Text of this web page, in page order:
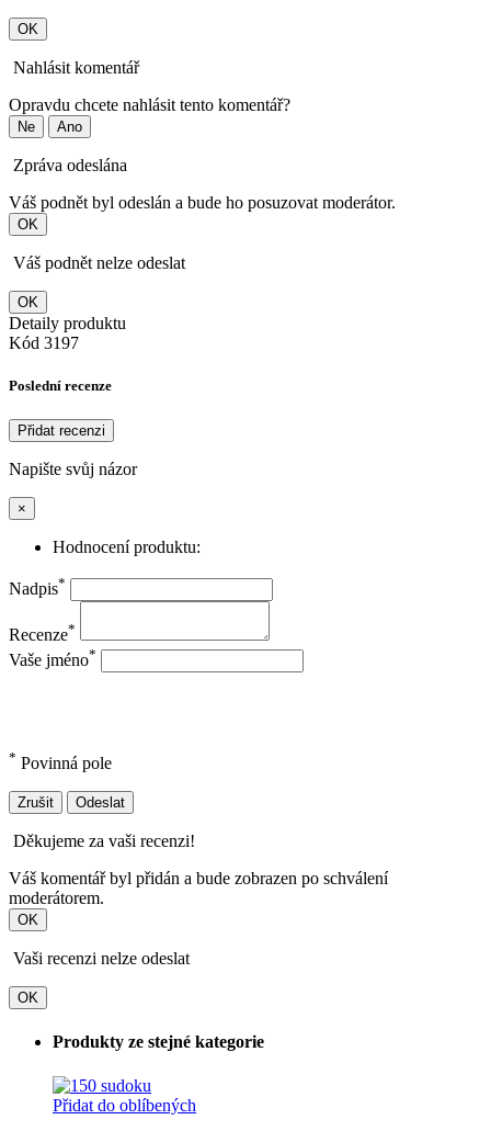
OK
Nahlásit komentář
Opravdu chcete nahlásit tento komentář?
Ne Ano
Zpráva odeslána
Váš podnět byl odeslán a bude ho posuzovat moderátor.
OK
Váš podnět nelze odeslat
OK
Detaily produktu
Kód 3197
Poslední recenze
Přidat recenzi
Napište svůj názor
×
Hodnocení produktu:
Nadpis*
Recenze*
Vaše jméno*
* Povinná pole
Zrušit Odeslat
Děkujeme za vaši recenzi!
Váš komentář byl přidán a bude zobrazen po schválení
moderátorem.
OK
Vaši recenzi nelze odeslat
OK
Produkty ze stejné kategorie
Přidat do oblíbených